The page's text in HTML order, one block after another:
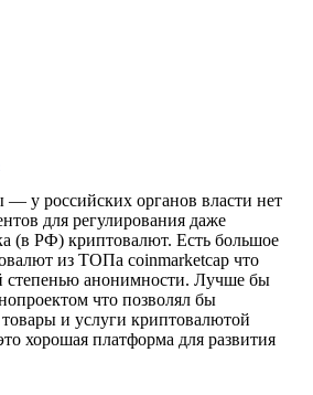
— у российских органов власти нет
для регулирования даже
(в РФ) криптовалют. Есть большое
из ТОПа coinmarketcap что
степенью анонимности. Лучше бы
что позволял бы
товары и услуги криптовалютой
хорошая платформа для развития